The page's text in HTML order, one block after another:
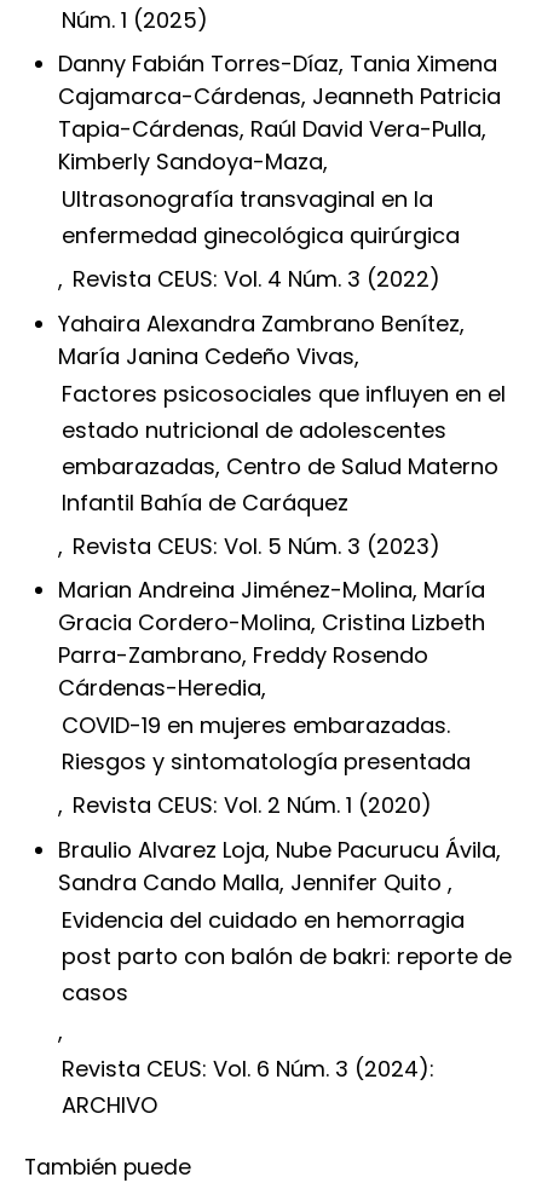
Núm. 1 (2025)
Danny Fabián Torres-Díaz, Tania Ximena
Cajamarca-Cárdenas, Jeanneth Patricia
Tapia-Cárdenas, Raúl David Vera-Pulla,
Kimberly Sandoya-Maza,
Ultrasonografía transvaginal en la
enfermedad ginecológica quirúrgica
, Revista CEUS: Vol. 4 Núm. 3 (2022)
Yahaira Alexandra Zambrano Benítez,
María Janina Cedeño Vivas,
Factores psicosociales que influyen en el
estado nutricional de adolescentes
embarazadas, Centro de Salud Materno
Infantil Bahía de Caráquez
, Revista CEUS: Vol. 5 Núm. 3 (2023)
Marian Andreina Jiménez-Molina, María
Gracia Cordero-Molina, Cristina Lizbeth
Parra-Zambrano, Freddy Rosendo
Cárdenas-Heredia,
COVID-19 en mujeres embarazadas.
Riesgos y sintomatología presentada
, Revista CEUS: Vol. 2 Núm. 1 (2020)
Braulio Alvarez Loja, Nube Pacurucu Ávila,
Sandra Cando Malla, Jennifer Quito ,
Evidencia del cuidado en hemorragia
post parto con balón de bakri: reporte de
casos
,
Revista CEUS: Vol. 6 Núm. 3 (2024):
ARCHIVO
También puede